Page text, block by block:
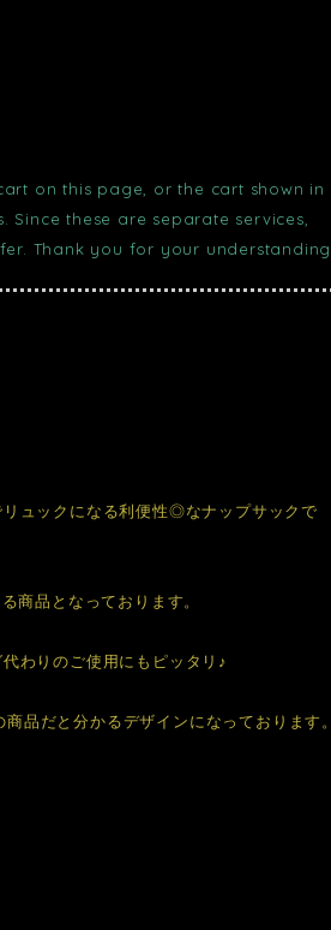
on this page, or the cart shown in
these are separate services,
Thank you for your understanding.
ュックになる利便性◎なナップサックで
商品となっております。
わりのご使用にもピッタリ♪
品だと分かるデザインになっております。